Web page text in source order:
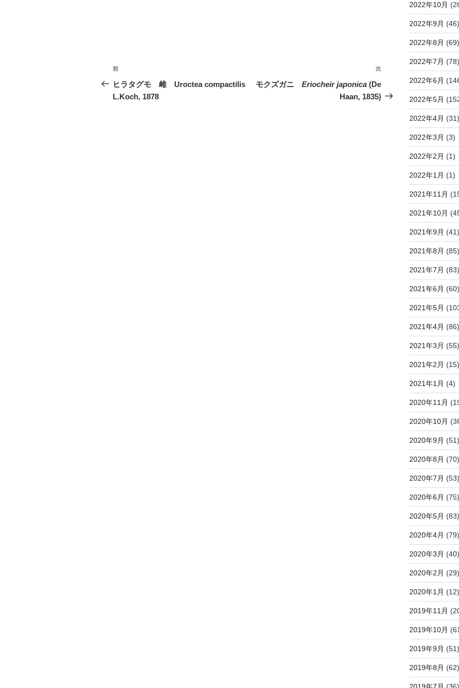
投
稿
ナ
前
の
投
前
ヒラタグモ 雌 Uroctea compactilis
L.Koch, 1878
次
の
投
次
モクズガニEriocheir japonica (De
Haan, 1835)
2022年10月
2022年9月 (46)
2022年8月 (69)
2022年7月 (78)
2022年6月
2022年5月
2022年4月 (31)
2022年3月 (3)
2022年2月 (1)
2022年1月 (1)
2021年11月
2021年10月
2021年9月 (41)
2021年8月 (85)
2021年7月 (83)
2021年6月 (60)
2021年5月
2021年4月 (86)
2021年3月 (55)
2021年2月 (15)
2021年1月 (4)
2020年11月
2020年10月
2020年9月 (51)
2020年8月 (70)
2020年7月 (53)
2020年6月 (75)
2020年5月 (83)
2020年4月 (79)
2020年3月 (40)
2020年2月 (29)
2020年1月 (12)
2019年11月
2019年10月
2019年9月 (51)
2019年8月 (62)